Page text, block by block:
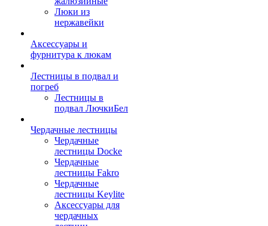
Люки из
нержавейки
Аксессуары и
фурнитура к люкам
Лестницы в подвал и
погреб
Лестницы в
подвал ЛючкиБел
Чердачные лестницы
Чердачные
лестницы Docke
Чердачные
лестницы Fakro
Чердачные
лестницы Keylite
Аксессуары для
чердачных